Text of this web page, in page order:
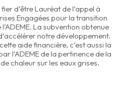
d’être Lauréat de l’appel à
Engagées pour la transition
La subvention obtenue
notre développement.
aide financière, c’est aussi la
l’ADEME de la pertinence de la
chaleur sur les eaux grises.